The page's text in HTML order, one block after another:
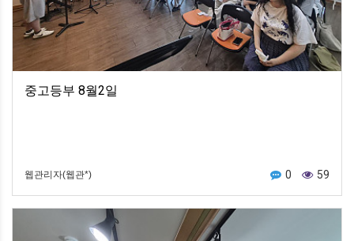
중고등부 8월2일
웹관리자(웹관*) 0 59